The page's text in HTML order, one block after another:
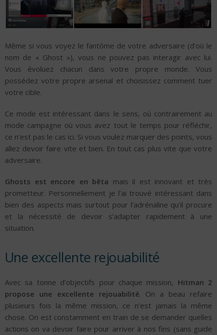
Même si vous voyez le fantôme de votre adversaire (d’où le
nom de « Ghost »), vous ne pouvez pas interagir avec lui.
Vous évoluez chacun dans votre propre monde. Vous
possédez votre propre arsenal et choisissez comment tuer
votre cible.
Ce mode est intéressant dans le sens, où contrairement au
mode campagne où vous avez tout le temps pour réfléchir,
ce n’est pas le cas ici. Si vous voulez marquer des points, vous
allez devoir faire vite et bien. En tout cas plus vite que votre
adversaire.
Ghosts est encore en bêta mais il est innovant et très
prometteur. Personnellement je l’ai trouvé intéressant dans
bien des aspects mais surtout pour l’adrénaline qu’il procure
et la nécessité de devoir s’adapter rapidement à une
situation.
Une excellente rejouabilité
Avec sa tonne d’objectifs pour chaque mission, Hitman 2
propose une excellente rejouabilité. On a beau refaire
plusieurs fois la même mission, ce n’est jamais la même
chose. On est constamment en train de se demander quelles
actions on va devoir faire pour arriver à nos fins (sans guide